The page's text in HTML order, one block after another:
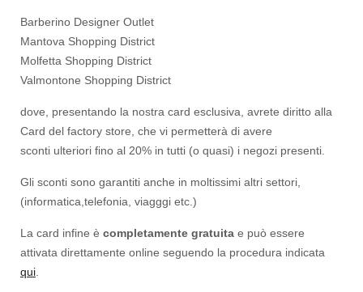
Barberino Designer Outlet
Mantova Shopping District
Molfetta Shopping District
Valmontone Shopping District
dove, presentando la nostra card esclusiva, avrete diritto alla
Card del factory store, che vi permetterà di avere
sconti ulteriori fino al 20% in tutti (o quasi) i negozi presenti.
Gli sconti sono garantiti anche in moltissimi altri settori,
(informatica,telefonia, viagggi etc.)
La card infine è completamente gratuita e può essere
attivata direttamente online seguendo la procedura indicata
qui.